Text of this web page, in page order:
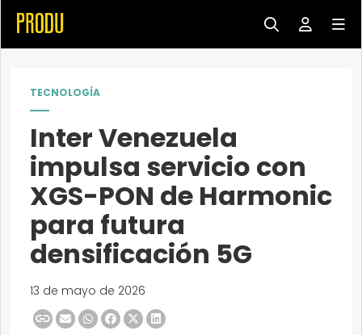
TECNOLOGÍA
Inter Venezuela
impulsa servicio con
XGS-PON de Harmonic
para futura
densificación 5G
13 de mayo de 2026